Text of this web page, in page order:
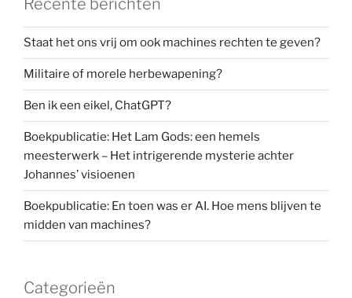
Staat het ons vrij om ook machines rechten te geven?
Militaire of morele herbewapening?
Ben ik een eikel, ChatGPT?
Boekpublicatie: Het Lam Gods: een hemels
meesterwerk – Het intrigerende mysterie achter
Johannes’ visioenen
Boekpublicatie: En toen was er AI. Hoe mens blijven te
midden van machines?
Categorieën